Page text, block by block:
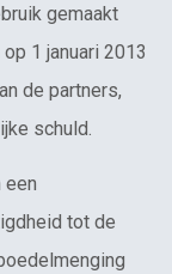
gemaakt
1 januari 2013
de partners,
schuld.
een
tot de